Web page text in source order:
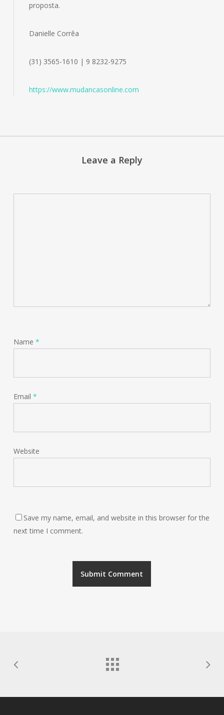
proposta.
Danielle Corrêa
(31) 3565-1610 | 9 8232-9275
https://www.mudancasonline.com
Leave a Reply
Name *
Email *
Website
Save my name, email, and website in this browser for the
next time I comment.